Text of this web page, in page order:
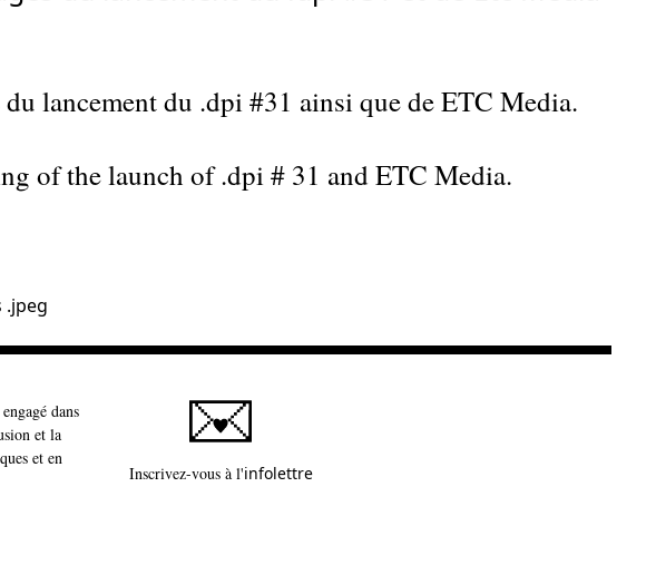
lancement du .dpi #31 ainsi que de ETC Media.
of the launch of .dpi # 31 and ETC Media.
.jpeg
dans
et la
et en
Inscrivez-vous à l'infolettreCe lien s'ouvrira dans une nouvelle fenêtre